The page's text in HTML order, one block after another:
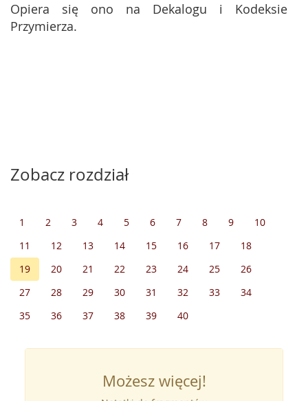
Opiera się ono na Dekalogu i Kodeksie
Przymierza.
Zobacz rozdział
1 2 3 4 5 6 7 8 9
10
11
12 13 14 15 16 17
18
19
20 21 22 23 24 25
26
27
28 29 30 31 32 33
34
35
36 37 38 39 40
Możesz więcej!